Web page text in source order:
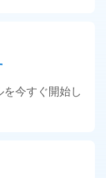
今すぐ開始し